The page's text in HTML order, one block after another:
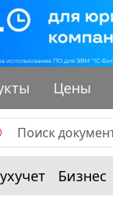
Цены
Бизнес